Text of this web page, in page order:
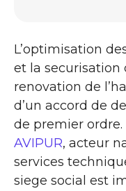
L’optimisation
et la securisation
renovation de
d’un accord de
de premier
AVIPUR, acteur
services
siege social est